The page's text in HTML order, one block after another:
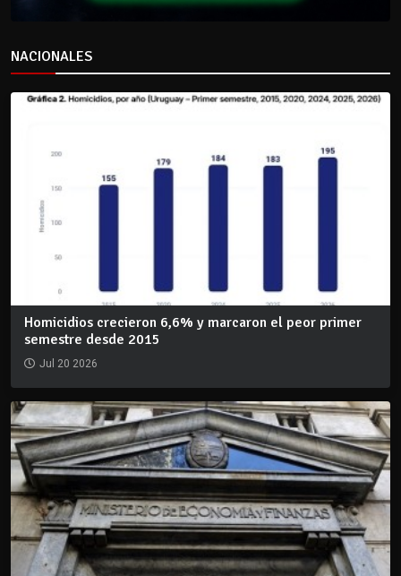
NACIONALES
Homicidios crecieron 6,6% y marcaron el peor primer
semestre desde 2015
Jul 20 2026